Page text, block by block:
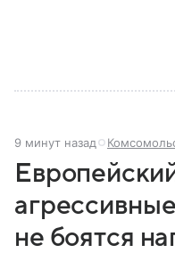
9 минут назад
не боятся